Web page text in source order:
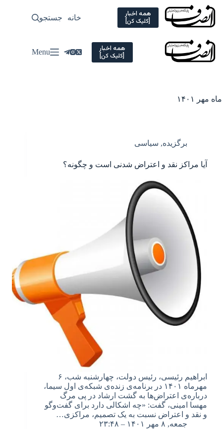
Skip
content
همه اخبار
[کلیک کن] خانه سیاسی
جستجو
همه اخبار
[کلیک کن] Menu
ماه مهر ۱۴۰۱
برگزیده, سیاسی
آیا مراکز نقد و اعتراض شدنی است و چگونه؟
ابراهیم رئیسی، رئیس دولت، چهارشنبه شب، ۶
مهرماه ۱۴۰۱ در برنامه‌ی زنده‌ی شبکه‌ی اول سیما،
درباره‌ی اعتراض‌ها به گشت ارشاد در پی مرگ
مهسا امینی، گفت: «چه اشکالی دارد برای گفت‌وگو
و نقد و اعتراض نسبت به یک تصمیم، مراکزی…
جمعه, ۸ مهر ۱۴۰۱ – ۲۳:۴۸